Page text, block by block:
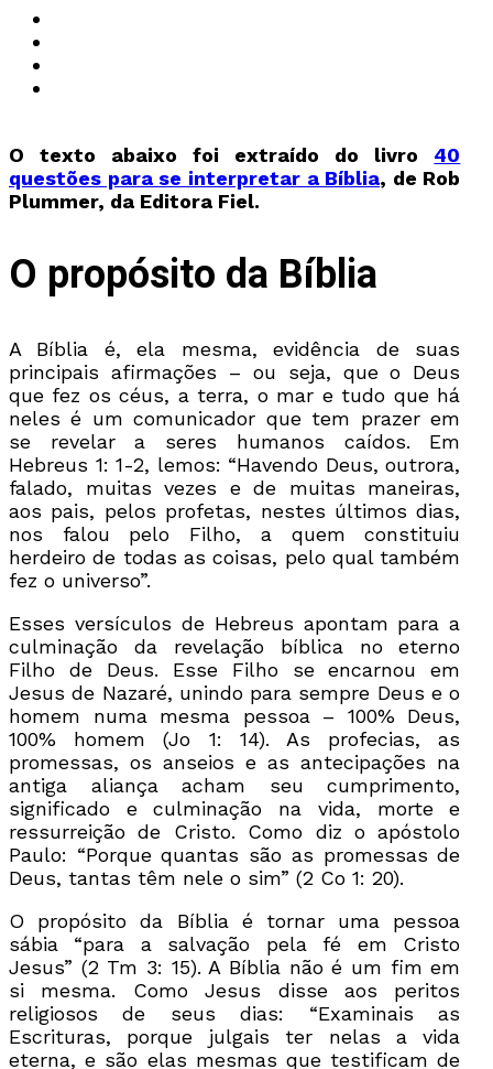
O texto abaixo foi extraído do livro 40
questões para se interpretar a Bíblia, de Rob
Plummer, da Editora Fiel.
O propósito da Bíblia
A Bíblia é, ela mesma, evidência de suas
principais afirmações – ou seja, que o Deus
que fez os céus, a terra, o mar e tudo que há
neles é um comunicador que tem prazer em
se revelar a seres humanos caídos. Em
Hebreus 1: 1-2, lemos: “Havendo Deus, outrora,
falado, muitas vezes e de muitas maneiras,
aos pais, pelos profetas, nestes últimos dias,
nos falou pelo Filho, a quem constituiu
herdeiro de todas as coisas, pelo qual também
fez o universo”.
Esses versículos de Hebreus apontam para a
culminação da revelação bíblica no eterno
Filho de Deus. Esse Filho se encarnou em
Jesus de Nazaré, unindo para sempre Deus e o
homem numa mesma pessoa – 100% Deus,
100% homem (Jo 1: 14). As profecias, as
promessas, os anseios e as antecipações na
antiga aliança acham seu cumprimento,
significado e culminação na vida, morte e
ressurreição de Cristo. Como diz o apóstolo
Paulo: “Porque quantas são as promessas de
Deus, tantas têm nele o sim” (2 Co 1: 20).
O propósito da Bíblia é tornar uma pessoa
sábia “para a salvação pela fé em Cristo
Jesus” (2 Tm 3: 15). A Bíblia não é um fim em
si mesma. Como Jesus disse aos peritos
religiosos de seus dias: “Examinais as
Escrituras, porque julgais ter nelas a vida
eterna, e são elas mesmas que testificam de